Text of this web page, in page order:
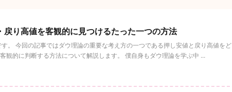
戻り高値を客観的に見つけるたった一つの方法
。 今回の記事ではダウ理論の重要な考え方の一つである押し安値と戻り高値をど
観的に判断する方法について解説します。 僕自身もダウ理論を学ぶ中 ...